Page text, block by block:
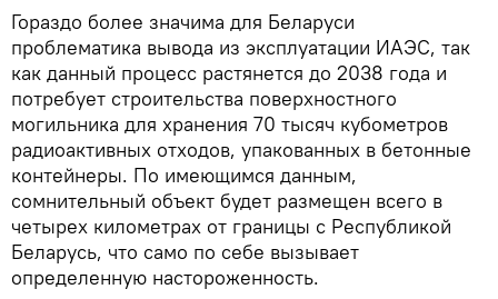
Гораздо более значима для Беларуси
проблематика вывода из эксплуатации ИАЭС, так
как данный процесс растянется до 2038 года и
потребует строительства поверхностного
могильника для хранения 70 тысяч кубометров
радиоактивных отходов, упакованных в бетонные
контейнеры. По имеющимся данным,
сомнительный объект будет размещен всего в
четырех километрах от границы с Республикой
Беларусь, что само по себе вызывает
определенную настороженность.